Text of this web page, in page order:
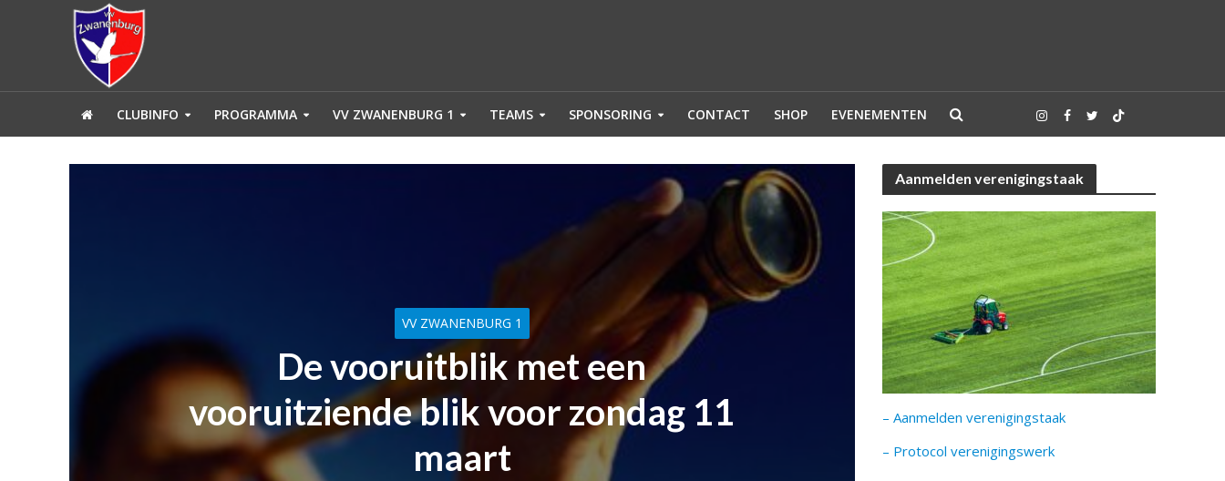
CLUBINFO PROGRAMMA VV ZWANENBURG 1 TEAMS SPONSORING CONTACT SHOP EVENEMENTEN
VV ZWANENBURG 1
De vooruitblik met een
vooruitziende blik voor zondag 11
maart
Aanmelden verenigingstaak
– Aanmelden verenigingstaak
– Protocol verenigingswerk